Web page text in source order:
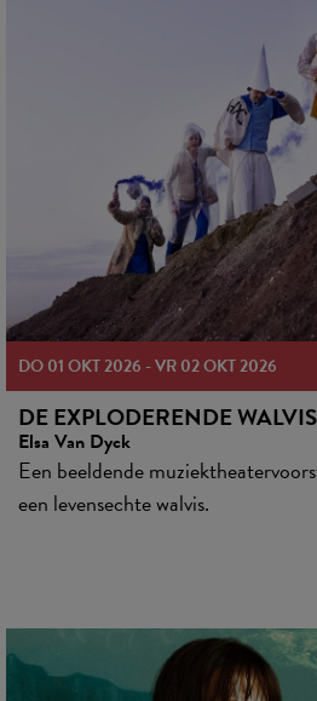
DO 01 OKT 2026 - VR 02 OKT 2026
DE EXPLODERENDE
Elsa Van Dyck
Een beeldende
een levensechte walvis.